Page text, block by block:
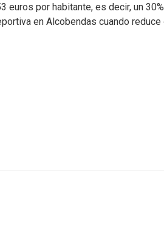
euros por habitante, es decir, un
en Alcobendas cuando